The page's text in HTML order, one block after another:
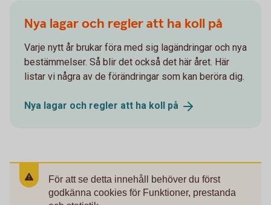
Nya lagar och regler att ha koll på
Varje nytt år brukar föra med sig lagändringar och nya
bestämmelser. Så blir det också det här året. Här
listar vi några av de förändringar som kan beröra dig.
Nya lagar och regler att ha koll på
För att se detta innehåll behöver du först
godkänna cookies för Funktioner, prestanda